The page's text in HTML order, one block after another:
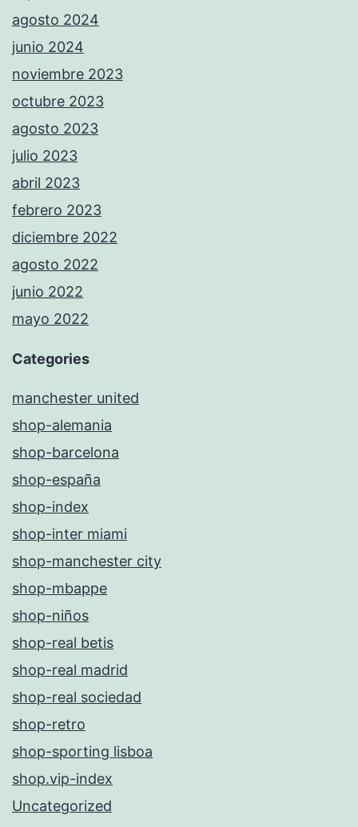
agosto 2024
junio 2024
noviembre 2023
octubre 2023
agosto 2023
julio 2023
abril 2023
febrero 2023
diciembre 2022
agosto 2022
junio 2022
mayo 2022
Categories
manchester united
shop-alemania
shop-barcelona
shop-españa
shop-index
shop-inter miami
shop-manchester city
shop-mbappe
shop-niños
shop-real betis
shop-real madrid
shop-real sociedad
shop-retro
shop-sporting lisboa
shop.vip-index
Uncategorized